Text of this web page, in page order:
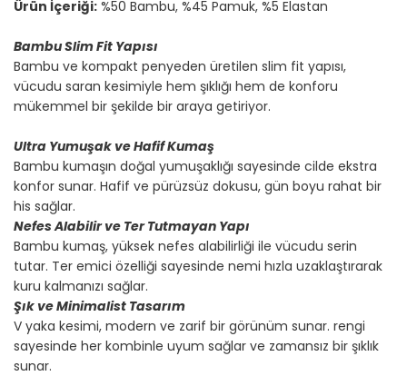
Ürün İçeriği: %50 Bambu, %45 Pamuk, %5 Elastan
Bambu Slim Fit Yapısı
Bambu ve kompakt penyeden üretilen slim fit yapısı,
vücudu saran kesimiyle hem şıklığı hem de konforu
mükemmel bir şekilde bir araya getiriyor.
Ultra Yumuşak ve Hafif Kumaş
Bambu kumaşın doğal yumuşaklığı sayesinde cilde ekstra
konfor sunar. Hafif ve pürüzsüz dokusu, gün boyu rahat bir
his sağlar.
Nefes Alabilir ve Ter Tutmayan Yapı
Bambu kumaş, yüksek nefes alabilirliği ile vücudu serin
tutar. Ter emici özelliği sayesinde nemi hızla uzaklaştırarak
kuru kalmanızı sağlar.
Şık ve Minimalist Tasarım
V yaka kesimi, modern ve zarif bir görünüm sunar. rengi
sayesinde her kombinle uyum sağlar ve zamansız bir şıklık
sunar.